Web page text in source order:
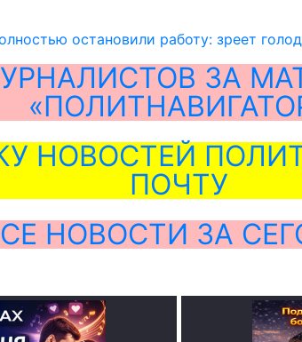
остановили работу: зреет
ЗА
НОВОСТЕЙ
ПОЧТУ
НОВОСТИ ЗА